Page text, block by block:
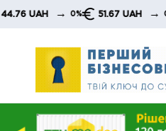
Skip
UAH → 0% 51.67 UAH → 0%